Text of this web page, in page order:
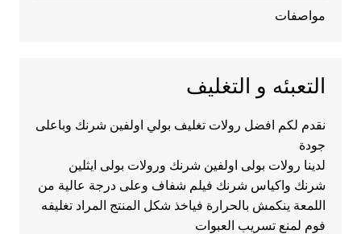
مواصفات
التعبئه و التغليف
نقدم لكم افضل رولات تغليف بولي اولفين شرنك وباعلى
جودة
لدينا رولات بولى اولفين شرنك ورولات بولى ايثلين
شرنك واكياس شرنك فيلم شفاف وعلى درجة عالية من
اللمعة ينكمش بالحرارة فياخذ شكل المنتج المراد تغليفه
فوم لمنع تسريب العبوات